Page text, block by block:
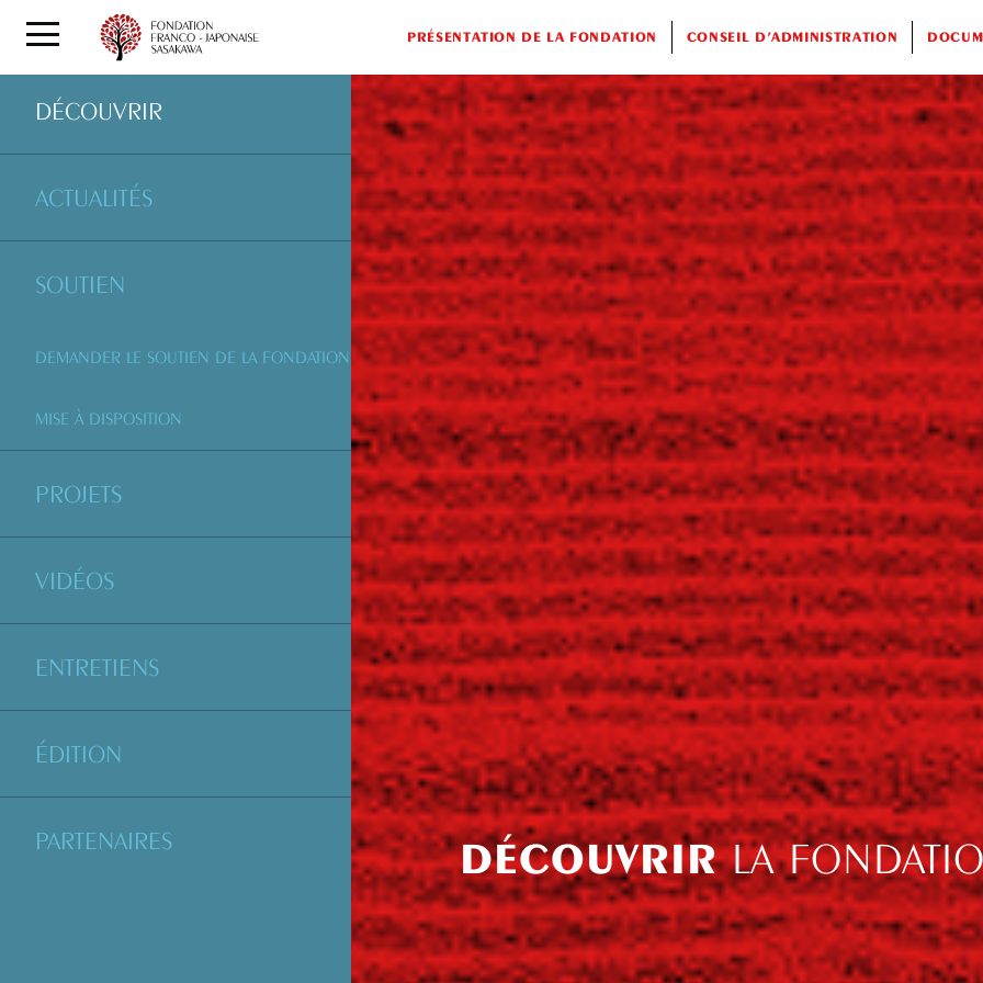
PRÉSENTATION DE LA FONDATION CONSEIL D’ADMINISTRATION
DÉCOUVRIR
ACTUALITÉS
SOUTIEN
DEMANDER LE SOUTIEN DE LA FONDATION
MISE À DISPOSITION
PROJETS
VIDÉOS
ENTRETIENS
ÉDITION
PARTENAIRES DÉCOUVRIRLA